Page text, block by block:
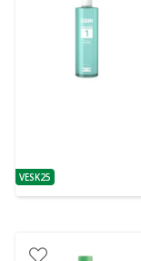
patarimas
VESK25